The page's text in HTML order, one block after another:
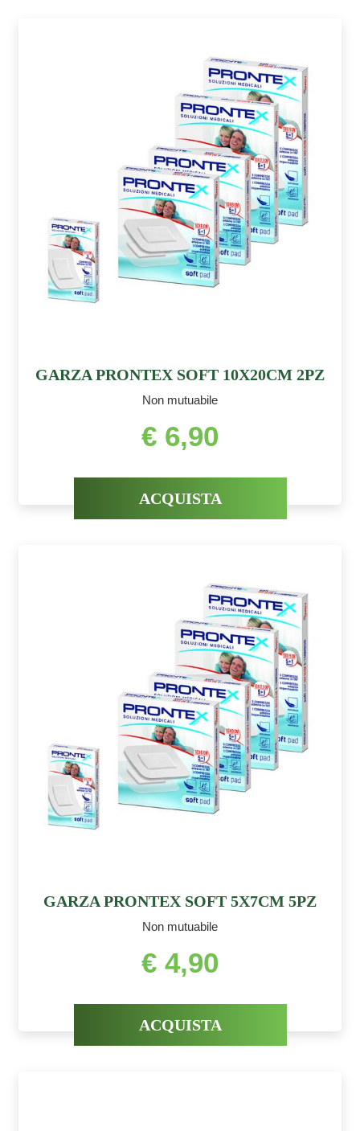
GARZA PRONTEX SOFT 10X20CM 2PZ
Non mutuabile
€ 6,90
ACQUISTA
GARZA PRONTEX SOFT 5X7CM 5PZ
Non mutuabile
€ 4,90
ACQUISTA